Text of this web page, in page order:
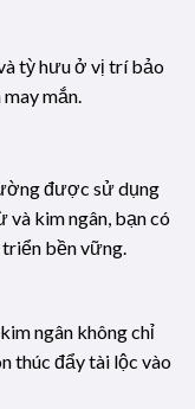
tỳ hưu ở vị trí bảo
mắn.
được sử dụng
và kim ngân, bạn có
triển bền vững.
ngân không chỉ
thúc đẩy tài lộc vào